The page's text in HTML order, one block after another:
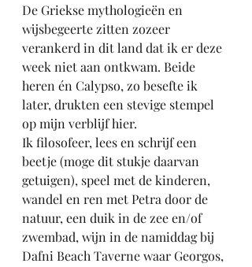
De Griekse mythologieën en
wijsbegeerte zitten zozeer
verankerd in dit land dat ik er deze
week niet aan ontkwam. Beide
heren én Calypso, zo besefte ik
later, drukten een stevige stempel
op mijn verblijf hier.
Ik filosofeer, lees en schrijf een
beetje (moge dit stukje daarvan
getuigen), speel met de kinderen,
wandel en ren met Petra door de
natuur, een duik in de zee en/of
zwembad, wijn in de namiddag bij
Dafni Beach Taverne waar Georgos,